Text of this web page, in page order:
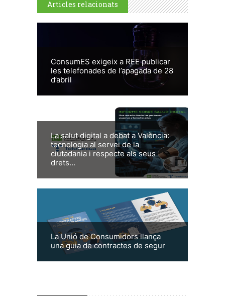
Articles relacionats
ConsumES exigeix a REE publicar
les telefonades de l’apagada de 28
d’abril
La salut digital a debat a València:
tecnologia al servei de la
ciutadania i respecte als seus
drets...
La Unió de Consumidors llança
una guia de contractes de segur